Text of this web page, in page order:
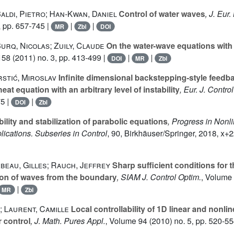
Pietro; Han-Kwan, DanielControl of water waves, J. Eur.
657-745 | MR | Zbl | DOI
Nicolas; Zuily, Claude On the water-wave equations
(2011) no. 3, pp. 413-499 | DOI | MR | Zbl
Miroslav Infinite dimensional backstepping-style
equation with an arbitrary level of instability, Eur. J. Control
|
DOI | Zbl
and stabilization of parabolic equations, Progress in
Subseries in Control, 90, Birkhäuser/Springer, 2018,
Gilles; Rauch, JeffreySharp sufficient conditions for
of waves from the boundary, SIAM J. Control Optim., Volume
MR | Zbl
Laurent, Camille Local controllability of 1D linear and
control, J. Math. Pures Appl., Volume 94 (2010) no. 5, pp. 520-